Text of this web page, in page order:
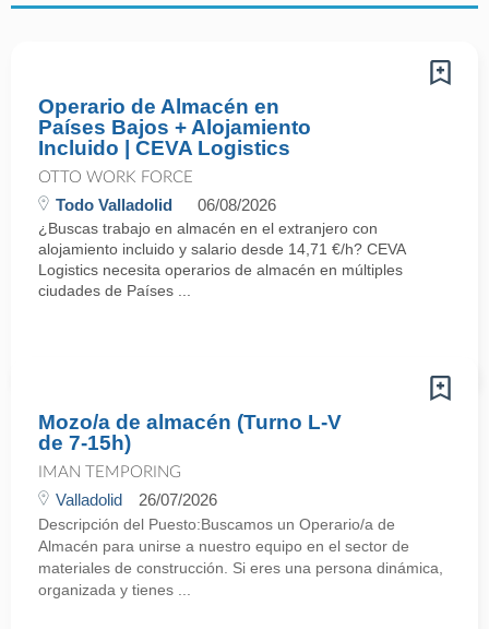
Operario de Almacén en
Países Bajos + Alojamiento
Incluido | CEVA Logistics
OTTO WORK FORCE
Todo Valladolid 06/08/2026
¿Buscas trabajo en almacén en el extranjero con
alojamiento incluido y salario desde 14,71 €/h? CEVA
Logistics necesita operarios de almacén en múltiples
ciudades de Países ...
Mozo/a de almacén (Turno L-V
de 7-15h)
IMAN TEMPORING
Valladolid 26/07/2026
Descripción del Puesto:Buscamos un Operario/a de
Almacén para unirse a nuestro equipo en el sector de
materiales de construcción. Si eres una persona dinámica,
organizada y tienes ...